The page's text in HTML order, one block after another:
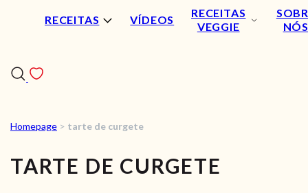
RECEITAS VÍDEOS
RECEITAS
VEGGIE
NÓS
RECEITAS
VÍDEOS
Homepage > tarte de curgete
TARTE DE CURGETE